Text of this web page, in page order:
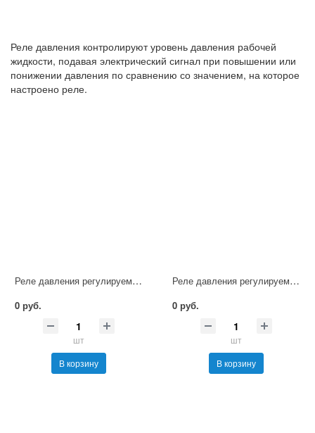
Реле давления контролируют уровень давления рабочей
жидкости, подавая электрический сигнал при повышении или
понижении давления по сравнению со значением, на которое
настроено реле.
Реле давления регулируемое LPS-ГидроТехМаш
0 руб.
шт
В корзину
Реле давления регулируемое AED40-ГидроТехМаш
0 руб.
шт
В корзину